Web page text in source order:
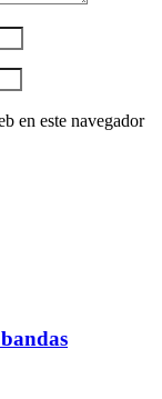
en este navegador